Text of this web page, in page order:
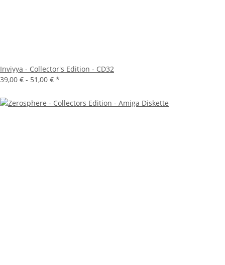
Inviyya - Collector's Edition - CD32
39,00 € - 51,00 € *